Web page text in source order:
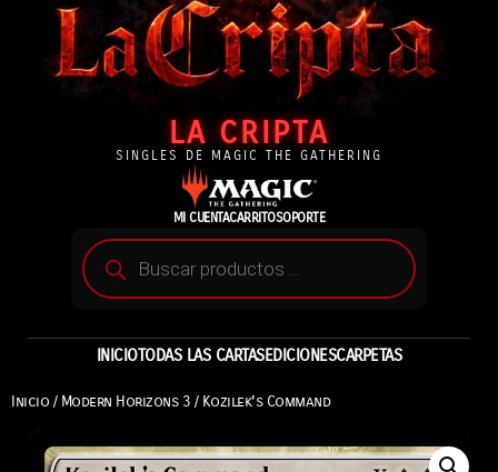
LA CRIPTA
SINGLES DE MAGIC THE GATHERING
MI CUENTACARRITOSOPORTE
INICIOTODAS LAS CARTASEDICIONESCARPETAS
Inicio / Modern Horizons 3 / Kozilek’s Command